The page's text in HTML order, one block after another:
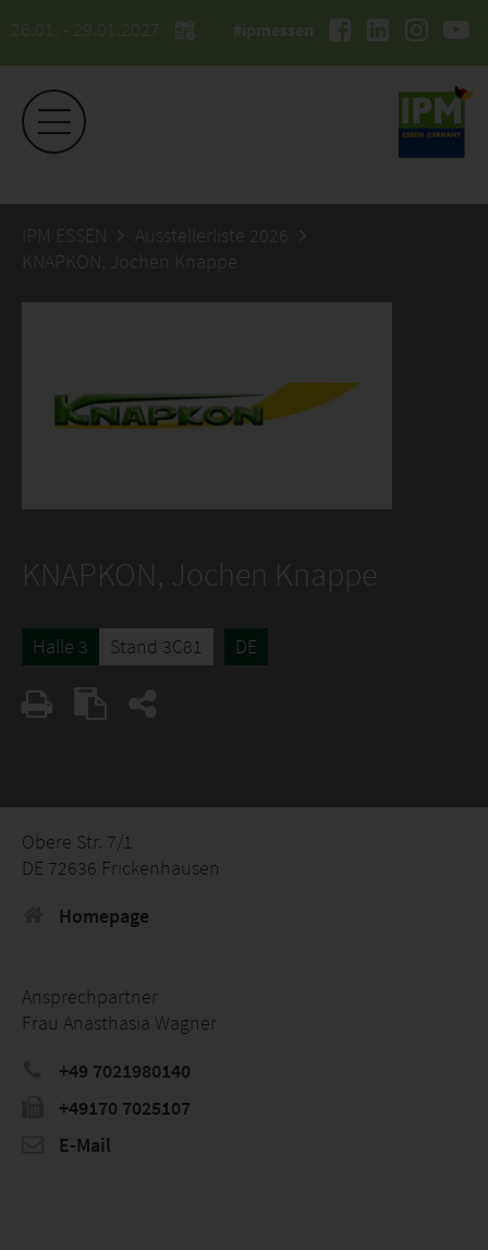
26.01. - 29.01.2027 #ipmessen
IPM ESSEN
Ausstellerliste 2026
KNAPKON, Jochen Knappe
KNAPKON, Jochen Knappe
Halle 3 Stand 3C81 DE
Obere Str. 7/1
DE 72636 Frickenhausen
Homepage
Ansprechpartner
Frau Anasthasia Wagner
+49 7021980140
+49170 7025107
E-Mail